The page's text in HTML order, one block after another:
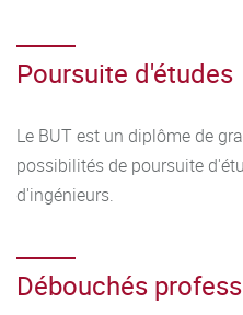
travaux de groupe via les
pratiques,
et technologiques,
- Être prêt à s'impliquer et
pour fournir le travail
Poursuite d'études
Le BUT est un diplôme de
possibilités de poursuite
d'ingénieurs.
Débouchés